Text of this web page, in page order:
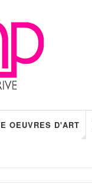
OEUVRES D'ART